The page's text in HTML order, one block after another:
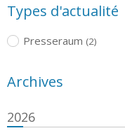
Types d'actualité
Presseraum (2)
Archives
2026